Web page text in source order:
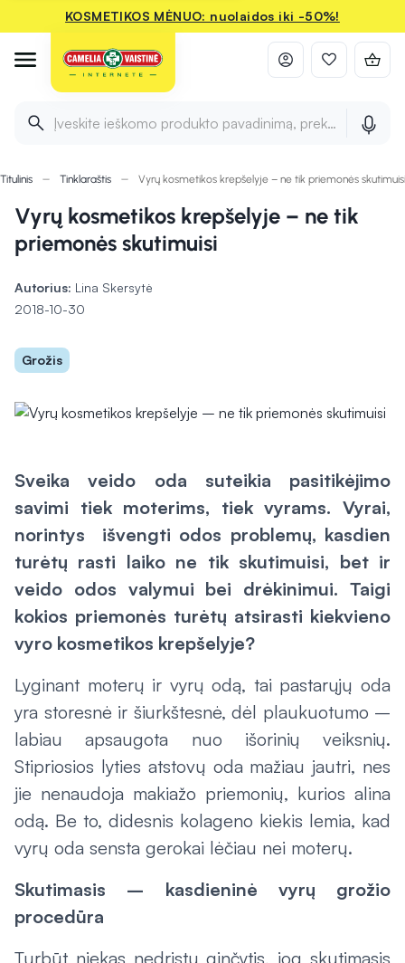
KOSMETIKOS MĖNUO: nuolaidos iki -50%!
Įveskite ieškomo produkto pavadinimą, prekės ženklą ir
Titulinis Tinklaraštis Vyrų kosmetikos krepšelyje – ne tik priemonės skutimuisi
Vyrų kosmetikos krepšelyje – ne tik
priemonės skutimuisi
Autorius: Lina Skersytė
2018-10-30
Grožis
Sveika veido oda suteikia pasitikėjimo
savimi tiek moterims, tiek vyrams. Vyrai,
norintys išvengti odos problemų, kasdien
turėtų rasti laiko ne tik skutimuisi, bet ir
veido odos valymui bei drėkinimui. Taigi
kokios priemonės turėtų atsirasti kiekvieno
vyro kosmetikos krepšelyje?
Lyginant moterų ir vyrų odą, tai pastarųjų oda
yra storesnė ir šiurkštesnė, dėl plaukuotumo –
labiau apsaugota nuo išorinių veiksnių.
Stipriosios lyties atstovų oda mažiau jautri, nes
jie nenaudoja makiažo priemonių, kurios alina
odą. Be to, didesnis kolageno kiekis lemia, kad
vyrų oda sensta gerokai lėčiau nei moterų.
Skutimasis – kasdieninė vyrų grožio
procedūra
Turbūt niekas nedrįstų ginčytis, jog skutimasis